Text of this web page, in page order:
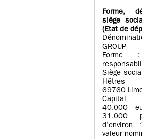
Forme,
siège
(Etatde
GROUP
Forme
Siège
Hêtres –
69760
40.000
31.000
valeur